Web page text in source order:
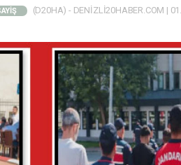
(D20HA) - DENİZLİ20HABER.COM |